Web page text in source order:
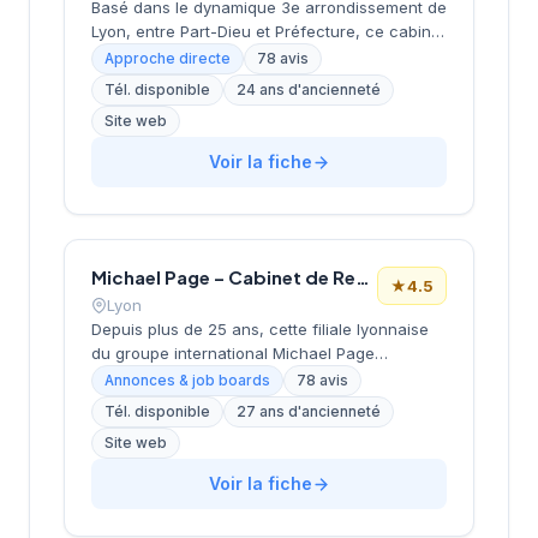
Basé dans le dynamique 3e arrondissement de
Lyon, entre Part-Dieu et Préfecture, ce cabinet
de recrutement développe ses activités depuis
ses locaux de la rue Servient. Dirigé par
PERRIOLAT, il accompagne les entreprises
dans leurs recherches de talents avec une
approche personnalisée. La structure
bénéficie d'une excellente réputation auprès
Approche directe
78 avis
Tél. disponible
24 ans d'ancienneté
Site web
Voir la fiche
Michael Page – Cabinet de Recrutement Lyon
Lyon
★4.5
Depuis plus de 25 ans, cette filiale lyonnaise
du groupe international Michael Page
accompagne les entreprises et candidats
dans leurs projets de recrutement. Implanté
dans le 3e arrondissement au cœur du
quartier Part-Dieu, le cabinet intervient sur
l'ensemble des métiers et secteurs d'activité
avec une approche spécialisée par division.
Annonces & job boards
78 avis
Tél. disponible
27 ans d'ancienneté
Site web
Voir la fiche